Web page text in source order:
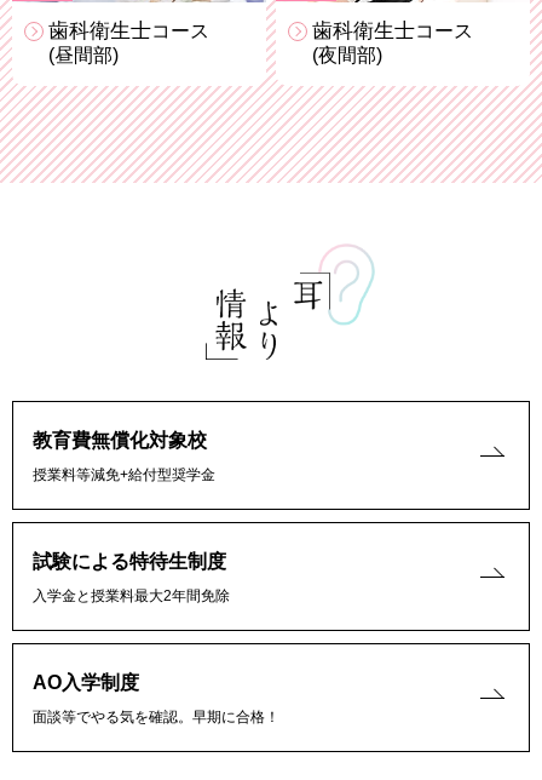
歯科衛生士コース
(昼間部)
歯科衛生士コース
(夜間部)
教育費無償化対象校
授業料等減免+給付型奨学金
試験による特待生制度
入学金と授業料最大2年間免除
AO入学制度
面談等でやる気を確認。早期に合格！